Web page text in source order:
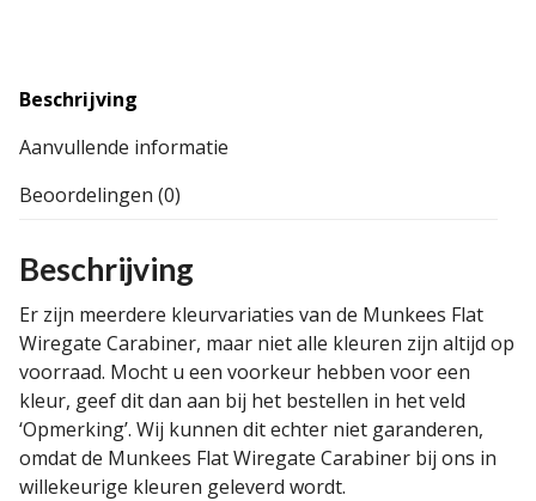
Beschrijving
Aanvullende informatie
Beoordelingen (0)
Beschrijving
Er zijn meerdere kleurvariaties van de Munkees Flat
Wiregate Carabiner, maar niet alle kleuren zijn altijd op
voorraad. Mocht u een voorkeur hebben voor een
kleur, geef dit dan aan bij het bestellen in het veld
‘Opmerking’. Wij kunnen dit echter niet garanderen,
omdat de Munkees Flat Wiregate Carabiner bij ons in
willekeurige kleuren geleverd wordt.